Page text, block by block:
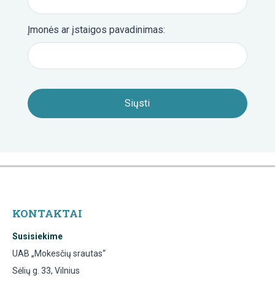
Įmonės ar įstaigos pavadinimas:
KONTAKTAI
Susisiekime
UAB „Mokesčių srautas“
Sėlių g. 33, Vilnius